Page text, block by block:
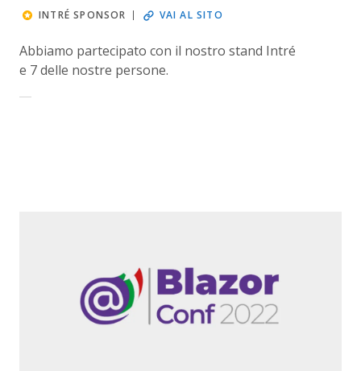
INTRÉ SPONSOR
VAI AL SITO
Abbiamo partecipato con il nostro stand Intré
e 7 delle nostre persone.